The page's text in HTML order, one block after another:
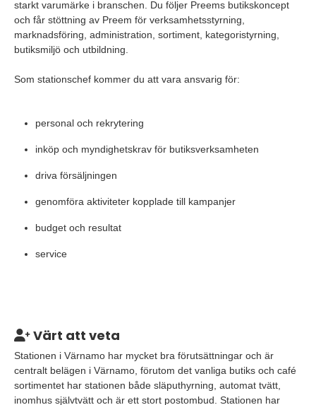
starkt varumärke i branschen. Du följer Preems butikskoncept
och får stöttning av Preem för verksamhetsstyrning,
marknadsföring, administration, sortiment, kategoristyrning,
butiksmiljö och utbildning.
Som stationschef kommer du att vara ansvarig för:
personal och rekrytering
inköp och myndighetskrav för butiksverksamheten
driva försäljningen
genomföra aktiviteter kopplade till kampanjer
budget och resultat
service
Värt att veta
Stationen i Värnamo har mycket bra förutsättningar och är
centralt belägen i Värnamo, förutom det vanliga butiks och café
sortimentet har stationen både släputhyrning, automat tvätt,
inomhus självtvätt och är ett stort postombud. Stationen har